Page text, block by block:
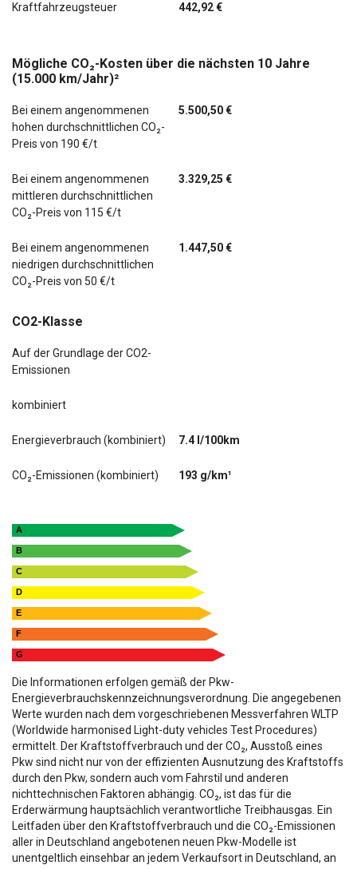
Kraftfahrzeugsteuer 442,92 €
Mögliche CO₂-Kosten über die nächsten 10 Jahre
(15.000 km/Jahr)²
Bei einem angenommenen
hohen durchschnittlichen CO₂-
Preis von 190 €/t
5.500,50 €
Bei einem angenommenen
mittleren durchschnittlichen
CO₂-Preis von 115 €/t
3.329,25 €
Bei einem angenommenen
niedrigen durchschnittlichen
CO₂-Preis von 50 €/t
1.447,50 €
CO2-Klasse
Auf der Grundlage der CO2-
Emissionen
kombiniert
Energieverbrauch (kombiniert) 7.4 l/100km
CO₂-Emissionen (kombiniert) 193 g/km¹
A
B
C
D
E
F
G
Die Informationen erfolgen gemäß der Pkw-
Energieverbrauchskennzeichnungsverordnung. Die angegebenen
Werte wurden nach dem vorgeschriebenen Messverfahren WLTP
(Worldwide harmonised Light-duty vehicles Test Procedures)
ermittelt. Der Kraftstoffverbrauch und der CO₂, Ausstoß eines
Pkw sind nicht nur von der effizienten Ausnutzung des Kraftstoffs
durch den Pkw, sondern auch vom Fahrstil und anderen
nichttechnischen Faktoren abhängig. CO₂, ist das für die
Erderwärmung hauptsächlich verantwortliche Treibhausgas. Ein
Leitfaden über den Kraftstoffverbrauch und die CO₂-Emissionen
aller in Deutschland angebotenen neuen Pkw-Modelle ist
unentgeltlich einsehbar an jedem Verkaufsort in Deutschland, an